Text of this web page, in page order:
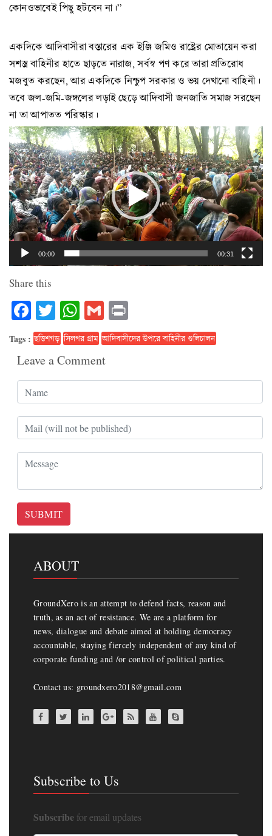
কোনওভাবেই পিছু হটবেন না।”
একদিকে আদিবাসীরা বস্তারের এক ইঞ্জি জমিও রাষ্ট্রের মোতায়েন করা
সশস্ত্র বাহিনীর হাতে ছাড়তে নারাজ, সর্বস্ব পণ করে তারা প্রতিরোধ
মজবুত করছেন, আর একদিকে নিশ্চুপ সরকার ও ভয় দেখানো বাহিনী।
তবে জল-জমি-জঙ্গলের লড়াই ছেড়ে আদিবাসী জনজাতি সমাজ সরছেন
না তা আপাতত পরিস্কার।
Video
Player
00:00 00:31
Share this
Facebook
TwitterWhatsApp
Gmail
Tags : ছত্তিশগড় সিলগর গ্রাম আদিবাসীদের উপরে বাহিনীর গুলিচালন
Leave a Comment
SUBMIT
ABOUT
GroundXero is an attempt to defend facts, reason and
truth, as an act of resistance. We are a platform for
news, dialogue and debate aimed at holding democracy
accountable, staying fiercely independent of any kind of
corporate funding and /or control of political parties.
Contact us: groundxero2018@gmail.com
Subscribe to Us
Subscribe for email updates